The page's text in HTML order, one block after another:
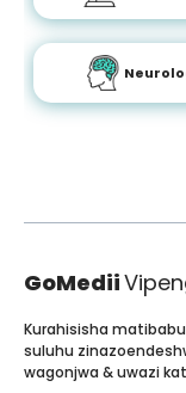
GoMedii
Kurahisisha
suluhu
wagonjwa & uwazi